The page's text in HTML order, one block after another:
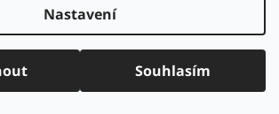
Nastavení
Souhlasím
techniky bez zbytečných
techniky rozhoduje o výkonu i
Zjistěte, kdy řešit údržbu, co